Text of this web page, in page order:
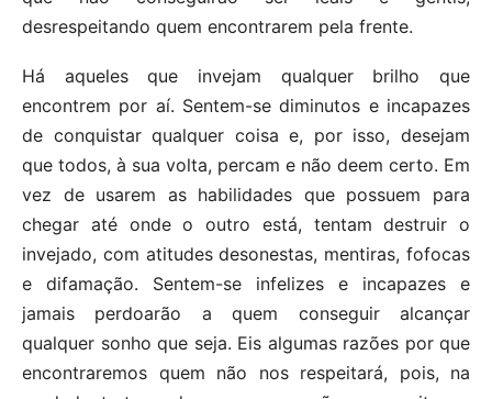
desrespeitando quem encontrarem pela frente.
Há aqueles que invejam qualquer brilho que
encontrem por aí. Sentem-se diminutos e incapazes
de conquistar qualquer coisa e, por isso, desejam
que todos, à sua volta, percam e não deem certo. Em
vez de usarem as habilidades que possuem para
chegar até onde o outro está, tentam destruir o
invejado, com atitudes desonestas, mentiras, fofocas
e difamação. Sentem-se infelizes e incapazes e
jamais perdoarão a quem conseguir alcançar
qualquer sonho que seja. Eis algumas razões por que
encontraremos quem não nos respeitará, pois, na